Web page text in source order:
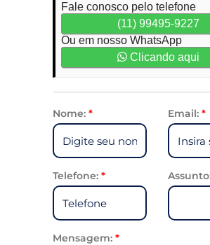
Fale conosco pelo telefone
(11) 99495-9227
Ou em nosso WhatsApp
Clicando aqui
Nome: * Email: *
Telefone: *
Mensagem: *